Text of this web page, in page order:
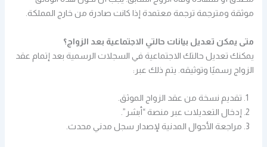
موثقة ومترجمة ترجمة معتمدة إذا كانت صادرة من خارج المملكة.
متى يمكن تعديل بيانات حالتي الاجتماعية بعد الزواج؟
يمكنك تعديل حالتك الاجتماعية في السجلات الرسمية بعد إتمام عقد
الزواج رسميًا وتوثيقه. يتم ذلك عبر:
تقديم نسخة من عقد الزواج الموثق.
إدخال التعديلات عبر منصة “أبشر”.
مراجعة الأحوال المدنية لإصدار سجل مدني محدث.